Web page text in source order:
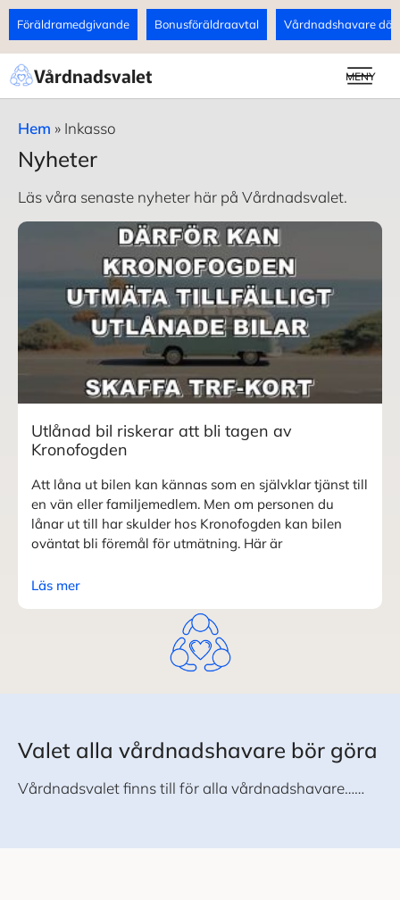
Föräldramedgivande Bonusföräldraavtal Vårdnadshavare
Vårdnadsvalet MENY
Hem » Inkasso
Nyheter
Läs våra senaste nyheter här på Vårdnadsvalet.
Utlånad bil riskerar att bli tagen av
Kronofogden
Att låna ut bilen kan kännas som en självklar tjänst till
en vän eller familjemedlem. Men om personen du
lånar ut till har skulder hos Kronofogden kan bilen
oväntat bli föremål för utmätning. Här är
Läs mer
Valet alla vårdnadshavare bör göra
Vårdnadsvalet finns till för alla vårdnadshavare……